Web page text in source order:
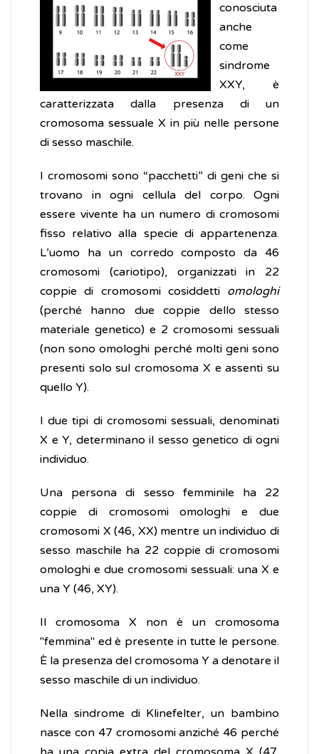
conosciuta
anche
come
sindrome
XXY, è
caratterizzata dalla presenza di un
cromosoma sessuale X in più nelle persone
di sesso maschile.
I cromosomi sono “pacchetti” di geni che si
trovano in ogni cellula del corpo. Ogni
essere vivente ha un numero di cromosomi
fisso relativo alla specie di appartenenza.
L’uomo ha un corredo composto da 46
cromosomi (cariotipo), organizzati in 22
coppie di cromosomi cosiddetti omologhi
(perché hanno due coppie dello stesso
materiale genetico) e 2 cromosomi sessuali
(non sono omologhi perché molti geni sono
presenti solo sul cromosoma X e assenti su
quello Y).
I due tipi di cromosomi sessuali, denominati
X e Y, determinano il sesso genetico di ogni
individuo.
Una persona di sesso femminile ha 22
coppie di cromosomi omologhi e due
cromosomi X (46, XX) mentre un individuo di
sesso maschile ha 22 coppie di cromosomi
omologhi e due cromosomi sessuali: una X e
una Y (46, XY).
Il cromosoma X non è un cromosoma
"femmina" ed è presente in tutte le persone.
È la presenza del cromosoma Y a denotare il
sesso maschile di un individuo.
Nella sindrome di Klinefelter, un bambino
nasce con 47 cromosomi anziché 46 perché